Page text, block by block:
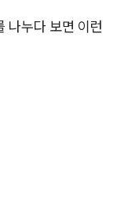
나누다 보면 이런